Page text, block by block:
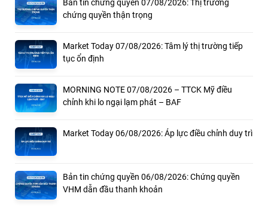
Bản tin chứng quyền 07/08/2026: Thị trường
chứng quyền thận trọng
Market Today 07/08/2026: Tâm lý thị trường tiếp
tục ổn định
MORNING NOTE 07/08/2026 – TTCK Mỹ điều
chỉnh khi lo ngại lạm phát – BAF
Market Today 06/08/2026: Áp lực điều chỉnh duy trì
Bản tin chứng quyền 06/08/2026: Chứng quyền
VHM dẫn đầu thanh khoản